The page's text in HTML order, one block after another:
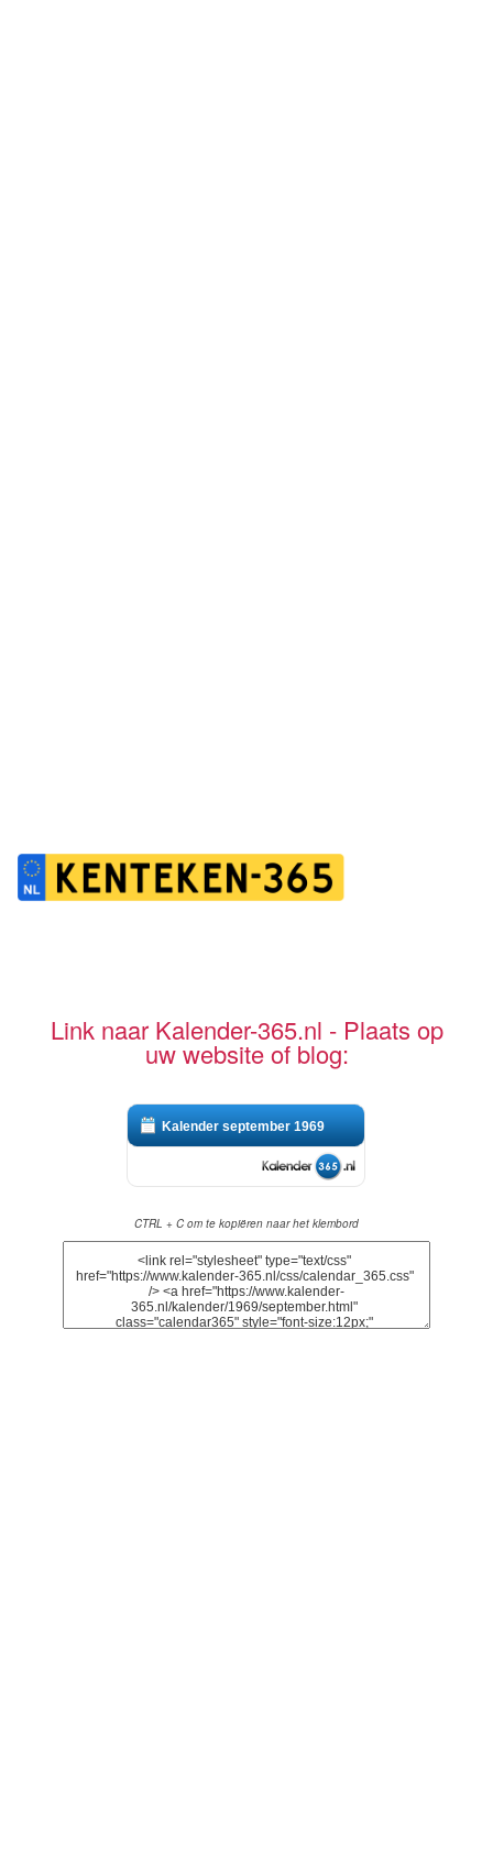
Link naar Kalender-365.nl - Plaats op
uw website of blog:
Kalender september 1969
CTRL + C om te kopiëren naar het klembord